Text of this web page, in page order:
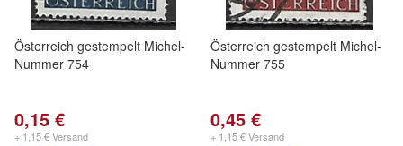
Österreich gestempelt Michel-
Nummer 754
0,15 €
+ 1,15 € Versand
Österreich gestempelt Michel-
Nummer 755
0,45 €
+ 1,15 € Versand